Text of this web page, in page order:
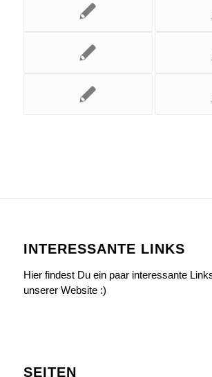
INTERESSANTE LINKS
Hier findest Du ein paar interessante
unserer Website :)
SEITEN